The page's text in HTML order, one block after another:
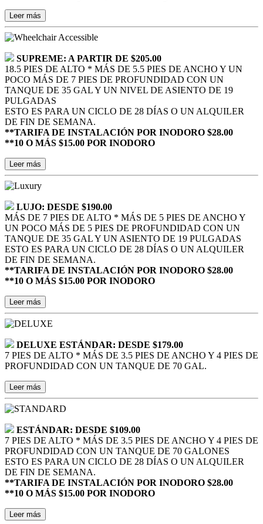
Leer más
SUPREME: A PARTIR DE $205.00
18.5 PIES DE ALTO * MÁS DE 5.5 PIES DE ANCHO Y UN
POCO MÁS DE 7 PIES DE PROFUNDIDAD CON UN
TANQUE DE 35 GAL Y UN NIVEL DE ASIENTO DE 19
PULGADAS
ESTO ES PARA UN CICLO DE 28 DÍAS O UN ALQUILER
DE FIN DE SEMANA.
**TARIFA DE INSTALACIÓN POR INODORO $28.00
**10 O MÁS $15.00 POR INODORO
Leer más
LUJO: DESDE $190.00
MÁS DE 7 PIES DE ALTO * MÁS DE 5 PIES DE ANCHO Y
UN POCO MÁS DE 5 PIES DE PROFUNDIDAD CON UN
TANQUE DE 35 GAL Y UN ASIENTO DE 19 PULGADAS
ESTO ES PARA UN CICLO DE 28 DÍAS O UN ALQUILER
DE FIN DE SEMANA.
**TARIFA DE INSTALACIÓN POR INODORO $28.00
**10 O MÁS $15.00 POR INODORO
Leer más
DELUXE ESTÁNDAR: DESDE $179.00
7 PIES DE ALTO * MÁS DE 3.5 PIES DE ANCHO Y 4 PIES DE
PROFUNDIDAD CON UN TANQUE DE 70 GAL.
Leer más
ESTÁNDAR: DESDE $109.00
7 PIES DE ALTO * MÁS DE 3.5 PIES DE ANCHO Y 4 PIES DE
PROFUNDIDAD CON UN TANQUE DE 70 GALONES
ESTO ES PARA UN CICLO DE 28 DÍAS O UN ALQUILER
DE FIN DE SEMANA.
**TARIFA DE INSTALACIÓN POR INODORO $28.00
**10 O MÁS $15.00 POR INODORO
Leer más